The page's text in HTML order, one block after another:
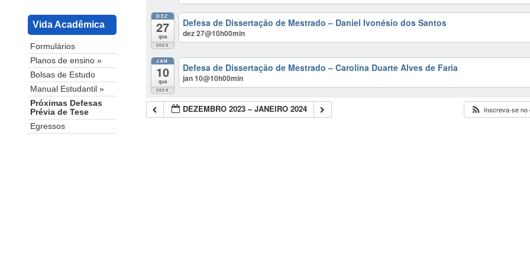
Vida Acadêmica
Formulários
Planos de ensino »
Bolsas de Estudo
Manual Estudantil »
Próximas Defesas
Prévia de Tese
Egressos
DEZ
27
qua
2023
Defesa de Dissertação de Mestrado – Daniel Ivonésio dos Santos
dez 27@10h00min
JAN
10
qua
2024
Defesa de Dissertação de Mestrado – Carolina Duarte Alves de Faria
jan 10@10h00min
DEZEMBRO 2023 – JANEIRO 2024 Inscreva-se no